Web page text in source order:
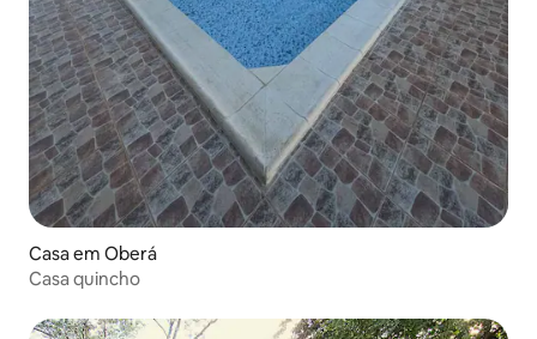
Casa em Oberá
Casa quincho